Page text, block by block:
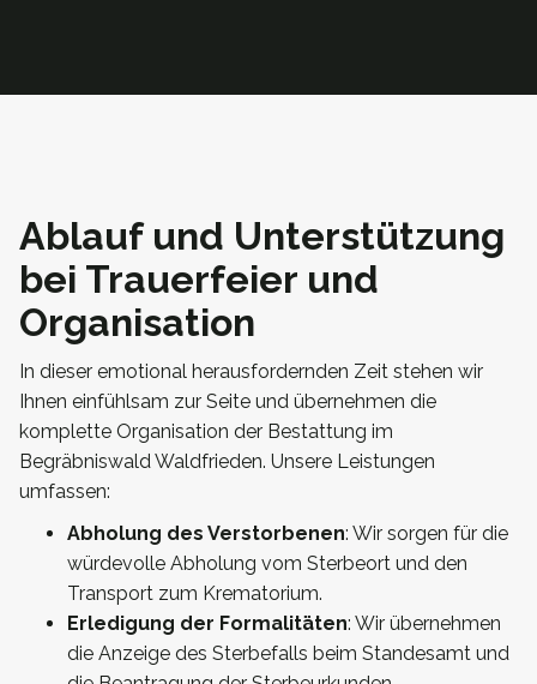
Ablauf und Unterstützung
bei Trauerfeier und
Organisation
In dieser emotional herausfordernden Zeit stehen wir
Ihnen einfühlsam zur Seite und übernehmen die
komplette Organisation der Bestattung im
Begräbniswald Waldfrieden. Unsere Leistungen
umfassen:
Abholung des Verstorbenen: Wir sorgen für die
würdevolle Abholung vom Sterbeort und den
Transport zum Krematorium.
Erledigung der Formalitäten: Wir übernehmen
die Anzeige des Sterbefalls beim Standesamt und